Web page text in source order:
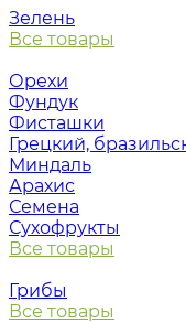
Зелень
Все товары
Орехи
Фундук
Фисташки
Грецкий,
Миндаль
Арахис
Семена
Сухофрукты
Все товары
Грибы
Все товары